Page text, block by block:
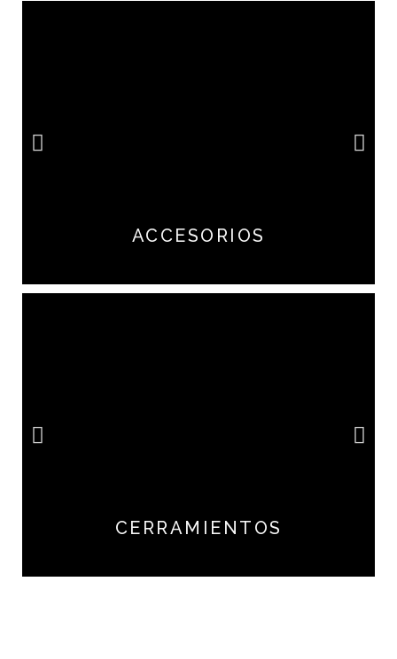
ACCESORIOS
CERRAMIENTOS